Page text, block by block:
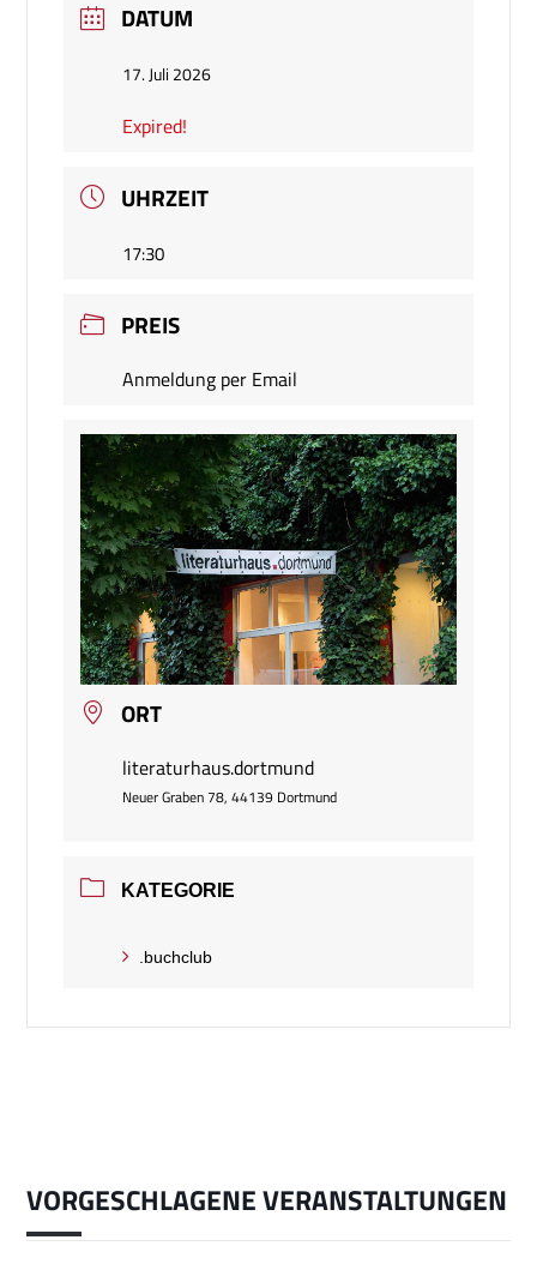
DATUM
17. Juli 2026
Expired!
UHRZEIT
17:30
PREIS
Anmeldung per Email
ORT
literaturhaus.dortmund
Neuer Graben 78, 44139 Dortmund
KATEGORIE
.buchclub
VORGESCHLAGENE VERANSTALTUNGEN